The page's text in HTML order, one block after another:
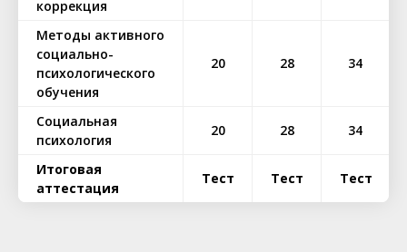
коррекция
Методы активного
социально-
психологического
обучения
20 28 34
Социальная
психология
20 28 34
Итоговая
аттестация
Тест Тест Тест